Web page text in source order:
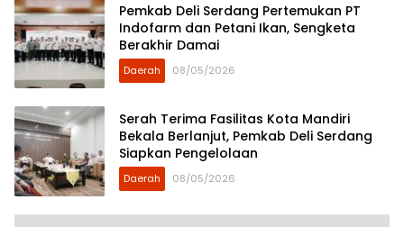
Pemkab Deli Serdang Pertemukan PT
Indofarm dan Petani Ikan, Sengketa
Berakhir Damai
Daerah 08/05/2026
Serah Terima Fasilitas Kota Mandiri
Bekala Berlanjut, Pemkab Deli Serdang
Siapkan Pengelolaan
Daerah 08/05/2026